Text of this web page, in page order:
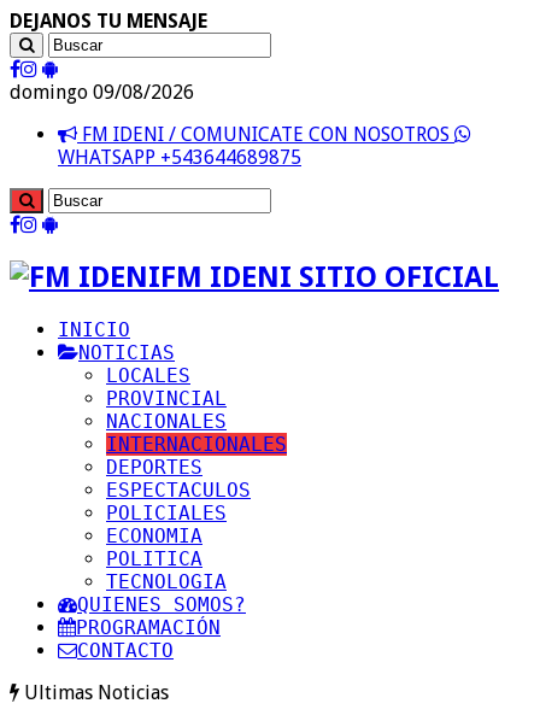
DEJANOS TU MENSAJE
domingo 09/08/2026
FM IDENI / COMUNICATE CON NOSOTROS
WHATSAPP +543644689875
FM IDENI SITIO OFICIAL
INICIO
NOTICIAS
LOCALES
PROVINCIAL
NACIONALES
INTERNACIONALES
DEPORTES
ESPECTACULOS
POLICIALES
ECONOMIA
POLITICA
TECNOLOGIA
QUIENES SOMOS?
PROGRAMACIÓN
CONTACTO
Ultimas Noticias